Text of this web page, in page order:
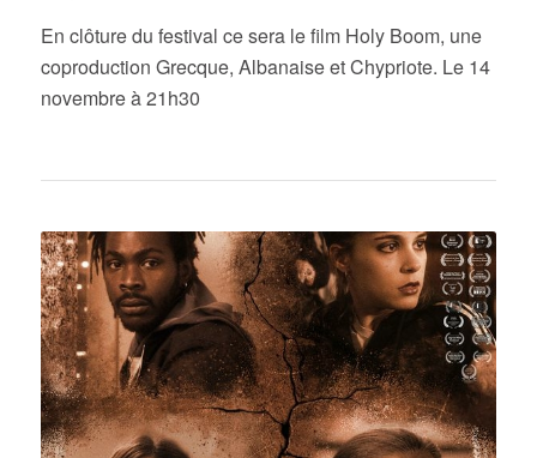
En clôture du festival ce sera le film Holy Boom, une
coproduction Grecque, Albanaise et Chypriote. Le 14
novembre à 21h30